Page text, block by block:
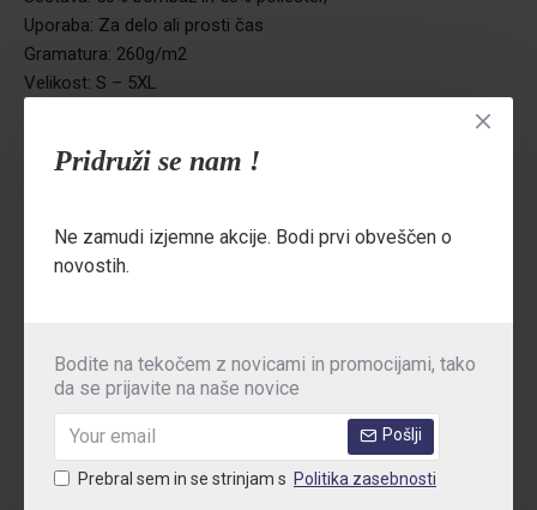
Pridruži se nam !
Ne zamudi izjemne akcije. Bodi prvi obveščen o
novostih.
Bodite na tekočem z novicami in promocijami, tako
da se prijavite na naše novice
Pošlji
Prebral sem in se strinjam s Politika zasebnosti
Uporaba: Za delo ali prosti čas
Gramatura: 260g/m2
Velikost: S – 5XL
TEHNIČNE PODROBNOSTI
Oznake: pulover